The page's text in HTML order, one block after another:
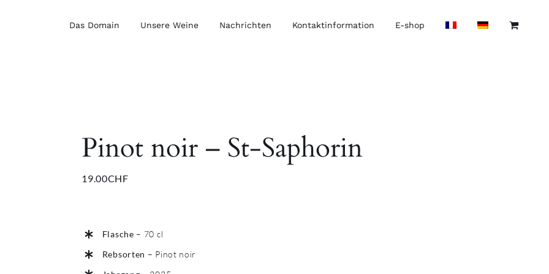
Das Domain Unsere Weine Nachrichten Kontaktinformation E-shop
Pinot noir – St-Saphorin
19.00CHF
Flasche – 70 cl
Rebsorten – Pinot noir